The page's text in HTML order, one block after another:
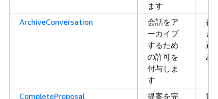
ます
ArchiveConversation
会話をア
ーカイブ
するため
の許可を
付与しま
す
書
き
込
み
CompleteProposal 提案を完 書